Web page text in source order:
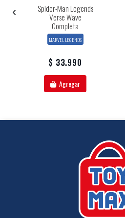
Spider-Man Legends
Verse Wave
Completa
MARVEL LEGENDS
$ 33.990
Agregar